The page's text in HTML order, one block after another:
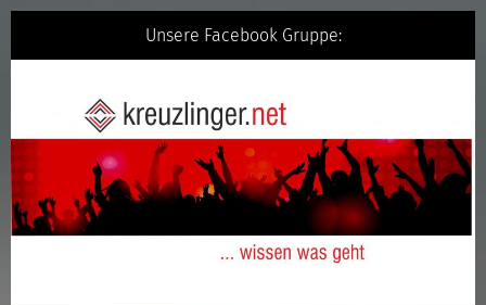
Unsere Facebook Gruppe: